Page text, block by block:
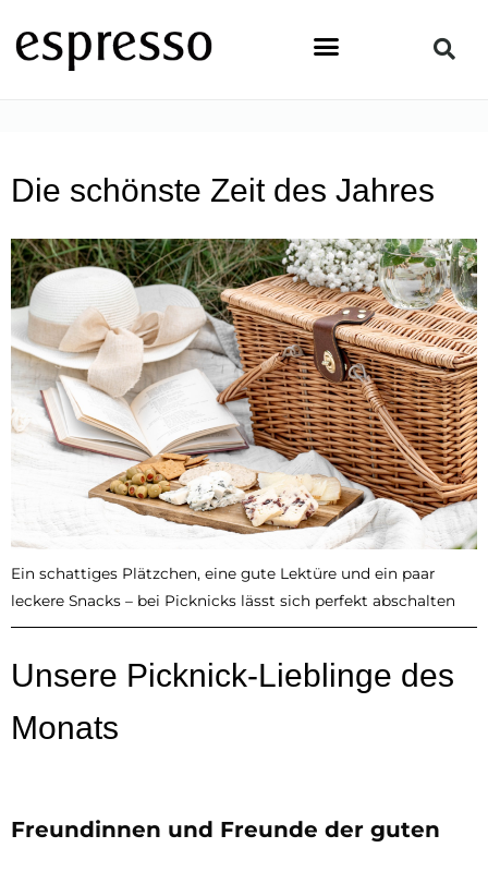
Inhalt
springen
Die schönste Zeit des Jahres
Ein schattiges Plätzchen, eine gute Lektüre und ein paar
leckere Snacks – bei Picknicks lässt sich perfekt abschalten
Unsere Picknick-Lieblinge des
Monats
Freundinnen und Freunde der guten